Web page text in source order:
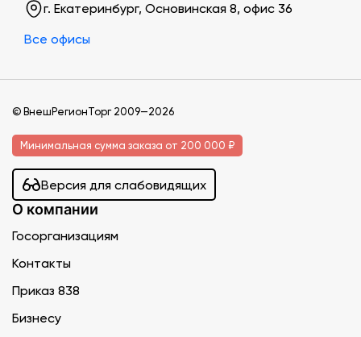
г. Екатеринбург, Основинская 8, офис 36
Все офисы
© ВнешРегионТорг 2009—2026
Минимальная сумма заказа от 200 000 ₽
Версия для слабовидящих
О компании
Госорганизациям
Контакты
Приказ 838
Бизнесу